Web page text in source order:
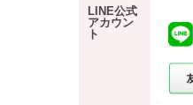
LINE公式
アカウン
ト